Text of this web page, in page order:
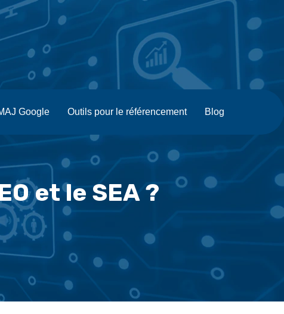
Google Outils pour le référencement Blog
et le SEA ?